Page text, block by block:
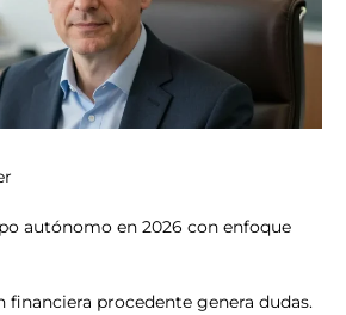
autónomo en 2026 con enfoque
financiera procedente genera dudas.